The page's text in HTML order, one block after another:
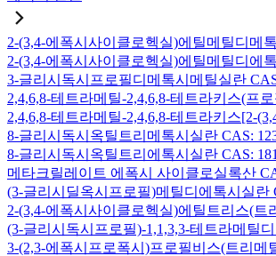
2-(3,4-에폭시사이클로헥실)에틸메틸디메
2-(3,4-에폭시사이클로헥실)에틸메틸디에
3-글리시독시프로필디메톡시메틸실란
2,4,6,8-테트라메틸-2,4,6,8-테트라키스(프
2,4,6,8-테트라메틸-2,4,6,8-테트라키스[2-
8-글리시독시옥틸트리메톡시실란 CAS:
8-글리시독시옥틸트리에톡시실란 CAS:
메타크릴레이트 에폭시 사이클로실록산
(3-글리시딜옥시프로필)메틸디에톡시실란
2-(3,4-에폭시사이클로헥실)에틸트리스(트
(3-글리시독시프로필)-1,1,3,3-테트라메틸
3-(2,3-에폭시프로폭시)프로필비스(트리메